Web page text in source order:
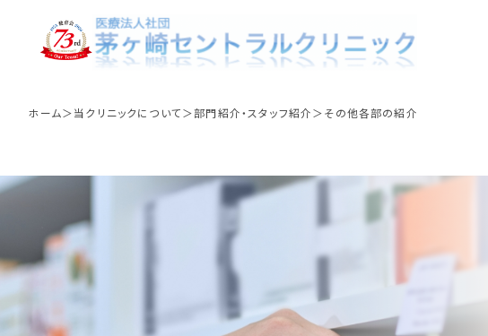
クリニック概要
栄養指導
その他各部の紹介
ホーム 当クリニックについて 部門紹介・スタッフ紹介 その他各部の紹介